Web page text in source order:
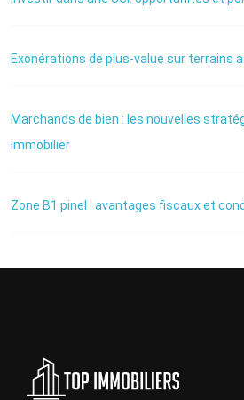
Exonérations de plus-value sur terrains
Marchands de bien : les nouvelles
immobilier
Zone B1 pinel : avantages fiscaux et